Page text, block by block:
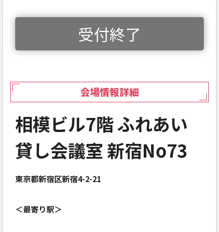
受付終了
会場情報詳細
相模ビル7階 ふれあい
貸し会議室 新宿No73
東京都新宿区新宿4-2-21
＜最寄り駅＞